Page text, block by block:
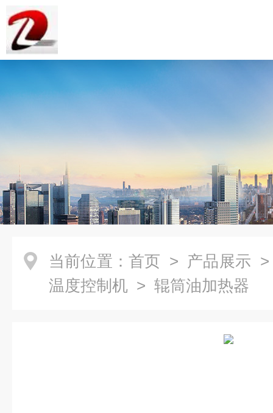
当前位置： 首页 > 产品展示
温度控制机 > 辊筒油加热器